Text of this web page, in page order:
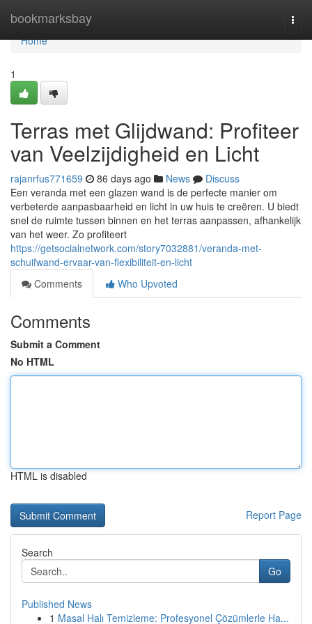
bookmarksbay
Home
Home
1
Terras met Glijdwand: Profiteer
van Veelzijdigheid en Licht
rajanrfus771659 86 days ago News
Discuss
Een veranda met een glazen wand is de perfecte manier om
verbeterde aanpasbaarheid en licht in uw huis te creëren. U biedt
snel de ruimte tussen binnen en het terras aanpassen, afhankelijk
van het weer. Zo profiteert
https://getsocialnetwork.com/story7032881/veranda-met-
schuifwand-ervaar-van-flexibiliteit-en-licht
Comments
Who Upvoted
Comments
Submit a Comment
No HTML
HTML is disabled
Report Page
Search
Go
Published News
1 Masal Halı Temizleme: Profesyonel Çözümlerle Ha...